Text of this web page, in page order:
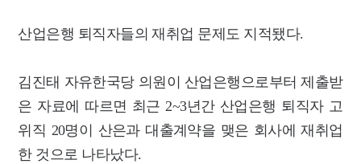
산업은행 퇴직자들의 재취업 문제도 지적됐다.
김진태 자유한국당 의원이 산업은행으로부터 제출받
은 자료에 따르면 최근 2~3년간 산업은행 퇴직자 고
위직 20명이 산은과 대출계약을 맺은 회사에 재취업
한 것으로 나타났다.